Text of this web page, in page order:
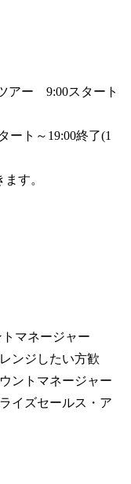
アー　9:00スタート
ート～19:00終了(1
す。
マネージャー
ンジしたい方歓
ントマネージャー
イズセールス・ア